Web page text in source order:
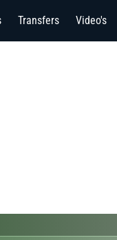
Transfers Video's